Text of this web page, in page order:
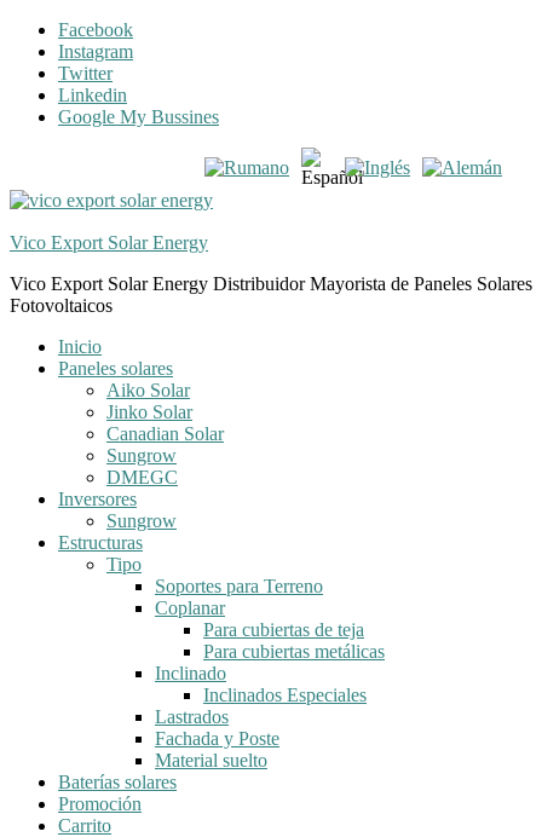
Skip
navigation
Skip
content
Facebook
Instagram
Twitter
Linkedin
Google My Bussines
Vico Export Solar Energy
Vico Export Solar Energy Distribuidor Mayorista de Paneles Solares
Fotovoltaicos
Toggle
navigation
Inicio
Paneles solares
Aiko Solar
Jinko Solar
Canadian Solar
Sungrow
DMEGC
Inversores
Sungrow
Estructuras
Tipo
Soportes para Terreno
Coplanar
Para cubiertas de teja
Para cubiertas metálicas
Inclinado
Inclinados Especiales
Lastrados
Fachada y Poste
Material suelto
Baterías solares
Promoción
Carrito